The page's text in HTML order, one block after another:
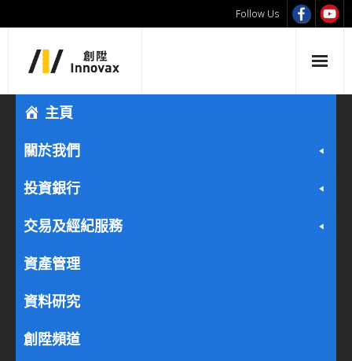
Follow Us
主頁
關於我們
投資銀行
交易及經紀服務
資產管理
資料研究
創陞頻道